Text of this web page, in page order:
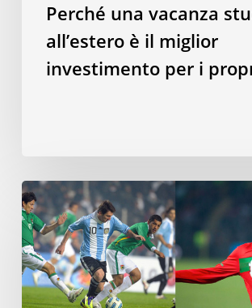
Perché una vacanza
all’estero è il miglior
investimento per i
Parlare
una
lingua
neolatina
permette
di